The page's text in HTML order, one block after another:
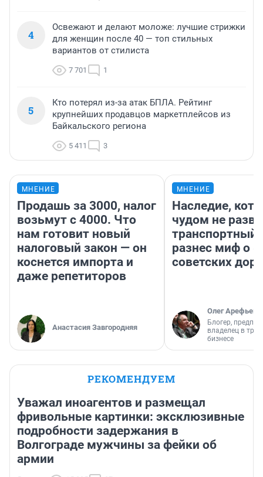
4
Освежают и делают моложе: лучшие стрижки
для женщин после 40 — топ стильных
вариантов от стилиста
7 701 1
5
Кто потерял из-за атак БПЛА. Рейтинг
крупнейших продавцов маркетплейсов из
Байкальского региона
5 411 3
МНЕНИЕ
Продашь за 3000, налог
возьмут с 4000. Что
нам готовит новый
налоговый закон — он
коснется импорта и
даже репетиторов
Анастасия Завгородняя
МНЕНИЕ
Наследие,
чудом не
транспортный
разнес миф о
советских
Олег Арефьев
Блогер,
владелец в
бизнесе
РЕКОМЕНДУЕМ
Уважал иноагентов и размещал
фривольные картинки: эксклюзивные
подробности задержания в
Волгограде мужчины за фейки об
армии